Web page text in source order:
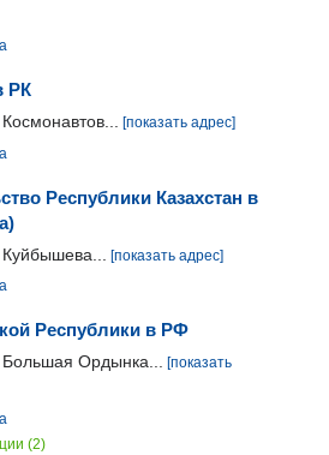
РК
[показать адрес]
Республики Казахстан в
[показать адрес]
Республики в РФ
Большая Ордынка... [показать
(2)